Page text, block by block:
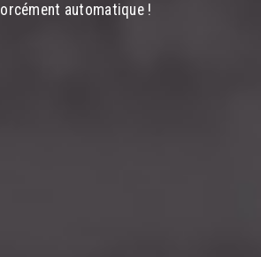
automatique !